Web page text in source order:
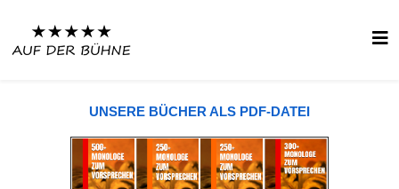
UNSERE BÜCHER ALS PDF-DATEI